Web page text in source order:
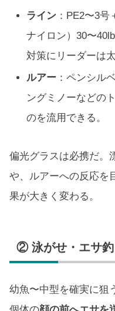
ライン ：PE2〜3
ナイロン）30〜
対策にリーダーは
ルアー ：ペンシル
ングミノーなどの
のを流用できる。
偏光グラスは必携だ。
や、ルアーへの反応を
果が大きく変わる。
② 泳がせ・エサ釣
幼魚〜中型を確実に狙